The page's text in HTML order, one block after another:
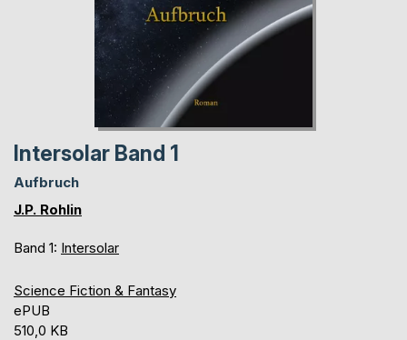
Intersolar Band 1
Aufbruch
J.P. Rohlin
Band 1: Intersolar
Science Fiction & Fantasy
ePUB
510,0 KB